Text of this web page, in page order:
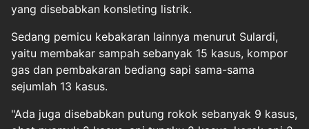
yang disebabkan konsleting listrik.
Sedang pemicu kebakaran lainnya menurut Sulardi,
yaitu membakar sampah sebanyak 15 kasus, kompor
gas dan pembakaran bediang sapi sama-sama
sejumlah 13 kasus.
"Ada juga disebabkan putung rokok sebanyak 9 kasus,